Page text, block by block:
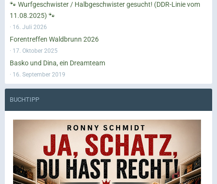
🐾 Wurfgeschwister / Halbgeschwister gesucht! (DDR-Linie vom
11.08.2025) 🐾
16. Juli 2026
Forentreffen Waldbrunn 2026
17. Oktober 2025
Basko und Dina, ein Dreamteam
16. September 2019
BUCHTIPP